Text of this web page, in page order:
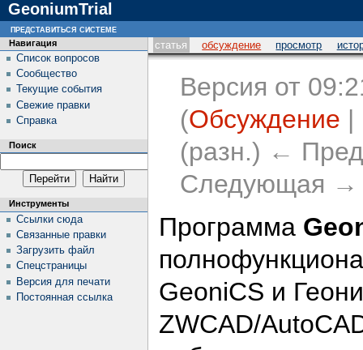
GeoniumTrial
статья обсуждение просмотр
Версия от
(Обсуждение |
(разн.) ←
Следующая →
Программа
GeoniCS и
ZWCAD/
Навигация
Список вопросов
Сообщество
Текущие события
Свежие правки
Справка
Поиск
Инструменты
Ссылки сюда
Связанные правки
Загрузить файл
Спецстраницы
Версия для печати
Постоянная ссылка
представиться системе